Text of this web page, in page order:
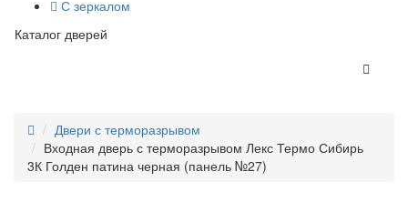
С зеркалом
Каталог дверей
Двери с терморазрывом
Входная дверь с терморазрывом Лекс Термо Сибирь
3К Голден патина черная (панель №27)